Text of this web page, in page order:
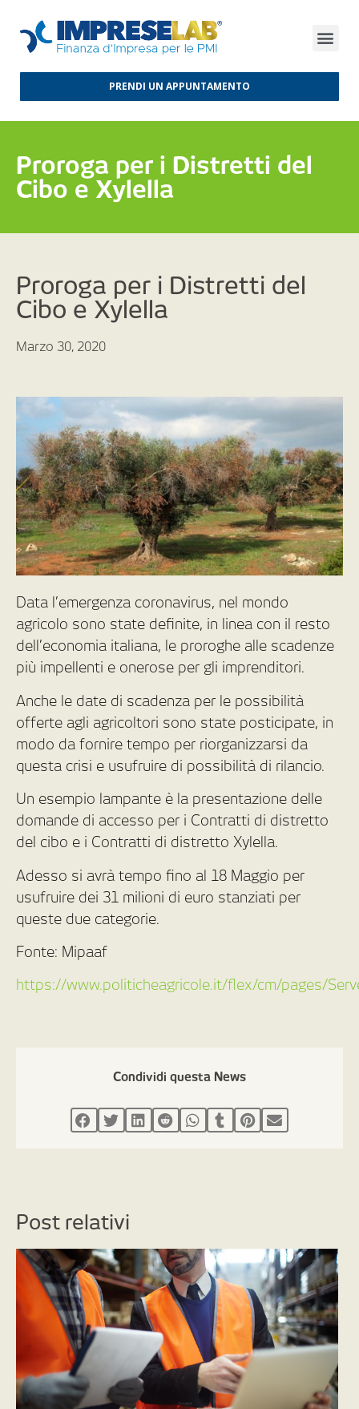
PRENDI UN APPUNTAMENTO
Proroga per i Distretti del
Cibo e Xylella
Proroga per i Distretti del
Cibo e Xylella
Marzo 30, 2020
Data l’emergenza coronavirus, nel mondo
agricolo sono state definite, in linea con il resto
dell’economia italiana, le proroghe alle scadenze
più impellenti e onerose per gli imprenditori.
Anche le date di scadenza per le possibilità
offerte agli agricoltori sono state posticipate, in
modo da fornire tempo per riorganizzarsi da
questa crisi e usufruire di possibilità di rilancio.
Un esempio lampante è la presentazione delle
domande di accesso per i Contratti di distretto
del cibo e i Contratti di distretto Xylella.
Adesso si avrà tempo fino al 18 Maggio per
usufruire dei 31 milioni di euro stanziati per
queste due categorie.
Fonte: Mipaaf
https://www.politicheagricole.it/flex/cm/pages/
Condividi questa News
Post relativi